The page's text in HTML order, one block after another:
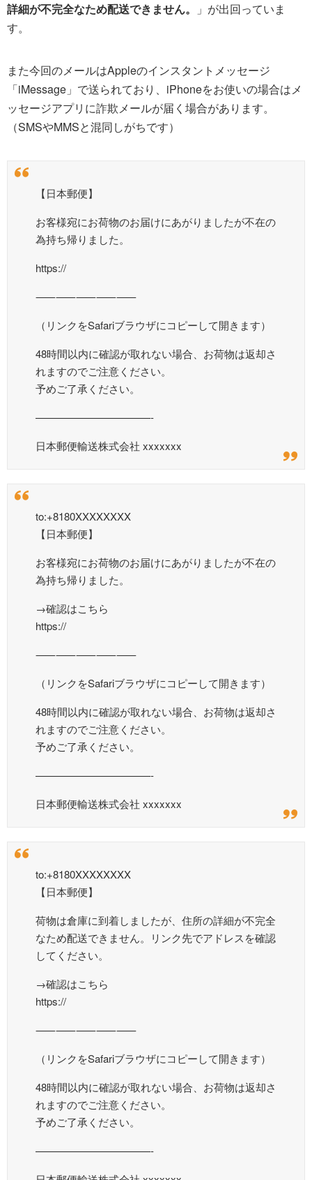
詳細が不完全なため配送できません。
」が出回っていま
す。
また今回のメールはAppleのインスタントメッセージ
「iMessage」で送られており、iPhoneをお使いの場合はメ
ッセージアプリに詐欺メールが届く場合があります。
（SMSやMMSと混同しがちです）
【日本郵便】
お客様宛にお荷物のお届けにあがりましたが不在の
為持ち帰りました。
https://
⸺⸺⸺⸺⸺
（リンクをSafariブラウザにコピーして開きます）
48時間以内に確認が取れない場合、お荷物は返却さ
れますのでご注意ください。
予めご了承ください。
———————————-
日本郵便輸送株式会社 xxxxxxx
to:+8180XXXXXXXX
【日本郵便】
お客様宛にお荷物のお届けにあがりましたが不在の
為持ち帰りました。
→確認はこちら
https://
⸺⸺⸺⸺⸺
（リンクをSafariブラウザにコピーして開きます）
48時間以内に確認が取れない場合、お荷物は返却さ
れますのでご注意ください。
予めご了承ください。
———————————-
日本郵便輸送株式会社 xxxxxxx
to:+8180XXXXXXXX
【日本郵便】
荷物は倉庫に到着しましたが、住所の詳細が不完全
なため配送できません。リンク先でアドレスを確認
してください。
→確認はこちら
https://
⸺⸺⸺⸺⸺
（リンクをSafariブラウザにコピーして開きます）
48時間以内に確認が取れない場合、お荷物は返却さ
れますのでご注意ください。
予めご了承ください。
———————————-